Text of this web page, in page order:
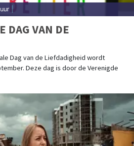
DAG VAN DE
Dag van de Liefdadigheid wordt
Deze dag is door de Verenigde